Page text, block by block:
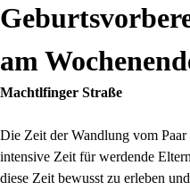
am
Machtlfinger Straße
Die Zeit der Wandlung vom
intensive Zeit für werdende
diese Zeit bewusst zu erleben